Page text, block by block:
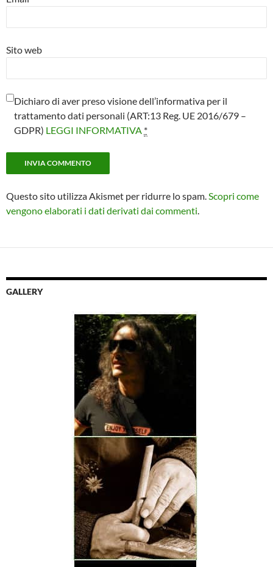
Sito web
Dichiaro di aver preso visione dell’informativa per il
trattamento dati personali (ART:13 Reg. UE 2016/679 –
GDPR) LEGGI INFORMATIVA *
Questo sito utilizza Akismet per ridurre lo spam.Scopri come
vengono elaborati i dati derivati dai commenti.
GALLERY